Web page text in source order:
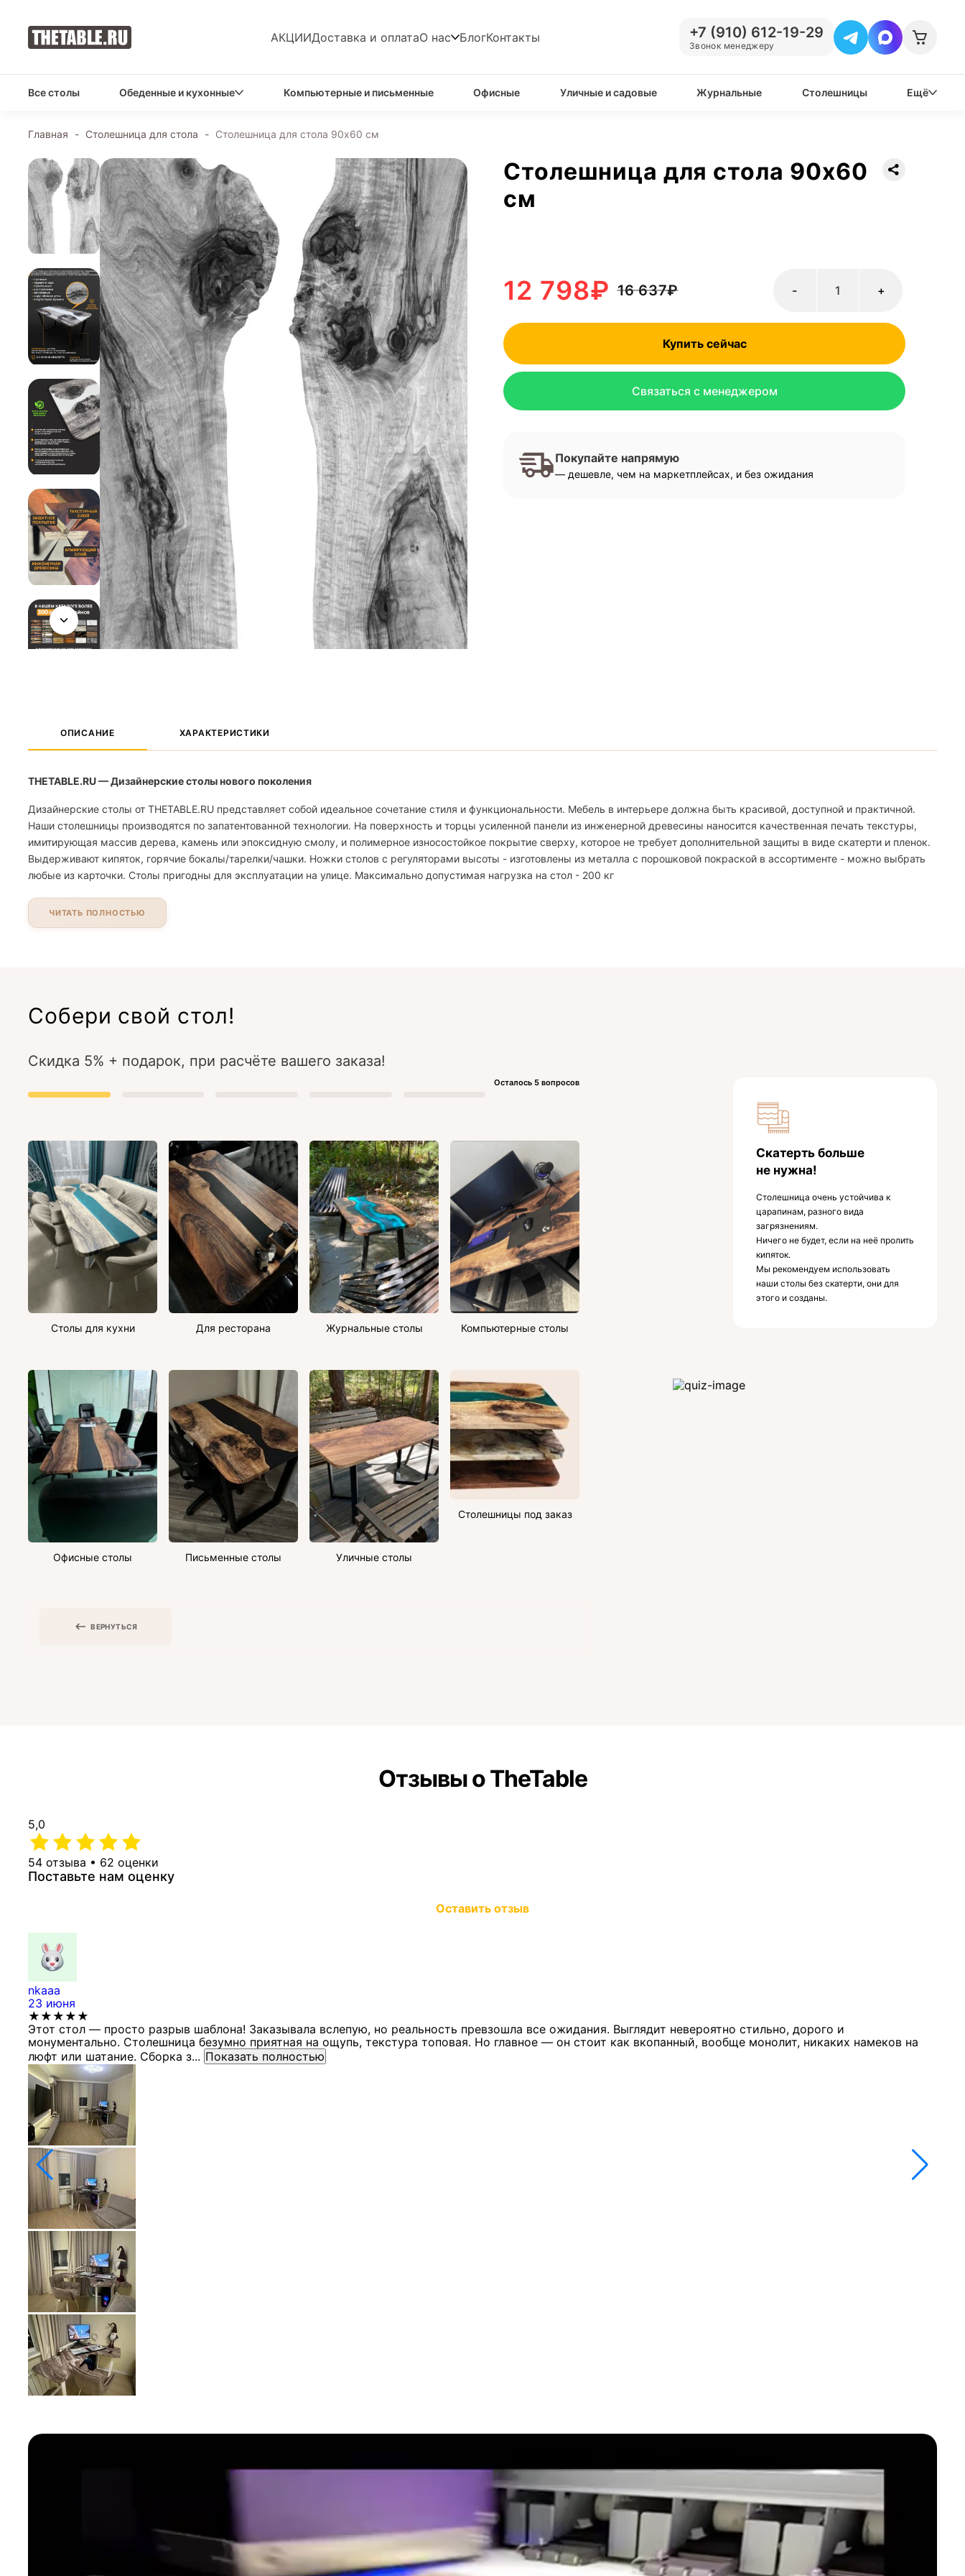
АКЦИИДоставка и оплатаО нас БлогКонтакты +7 (910) 612-19-29
Звонок менеджеру
Все столы Обеденные и кухонные Компьютерные и письменные Офисные Уличные и садовые Журнальные Столешницы Ещё
Главная - Столешница для стола - Столешница для стола 90х60 см
Столешница для стола 90х60
см
16 637₽
12 798₽ +
-
Купить сейчас
Связаться с менеджером
Покупайте напрямую
— дешевле, чем на маркетплейсах, и без ожидания
ОПИСАНИЕ ХАРАКТЕРИСТИКИ
THETABLE.RU — Дизайнерские столы нового поколения
Дизайнерские столы от THETABLE.RU представляет собой идеальное сочетание стиля и функциональности. Мебель в интерьере должна быть красивой, доступной и практичной.
Наши столешницы производятся по запатентованной технологии. На поверхность и торцы усиленной панели из инженерной древесины наносится качественная печать текстуры,
имитирующая массив дерева, камень или эпоксидную смолу, и полимерное износостойкое покрытие сверху, которое не требует дополнительной защиты в виде скатерти и пленок.
Выдерживают кипяток, горячие бокалы/тарелки/чашки. Ножки столов с регуляторами высоты - изготовлены из металла с порошковой покраской в ассортименте - можно выбрать
любые из карточки. Столы пригодны для эксплуатации на улице. Максимально допустимая нагрузка на стол - 200 кг
ЧИТАТЬ ПОЛНОСТЬЮ
Собери свой стол!
Скидка 5% + подарок, при расчёте вашего заказа!
Осталось 5 вопросов
Столы для кухни Для ресторана Журнальные столы Компьютерные столы
Офисные столы Письменные столы Уличные столы
Столешницы под заказ
ВЕРНУТЬСЯ
Скатерть больше
не нужна!
Столешница очень устойчива к
царапинам, разного вида
загрязнениям.
Ничего не будет, если на неё пролить
кипяток.
Мы рекомендуем использовать
наши столы без скатерти, они для
этого и созданы.
Отзывы о TheTable
5,0
54 отзыва • 62 оценки
Поставьте нам оценку
Оставить отзыв
nkaaa
23 июня
★★★★★
Этот стол — просто разрыв шаблона! Заказывала вслепую, но реальность превзошла все ожидания. Выглядит невероятно стильно, дорого и
монументально. Столешница безумно приятная на ощупь, текстура топовая. Но главное — он стоит как вкопанный, вообще монолит, никаких намеков на
люфт или шатание. Сборка з... Показать полностью